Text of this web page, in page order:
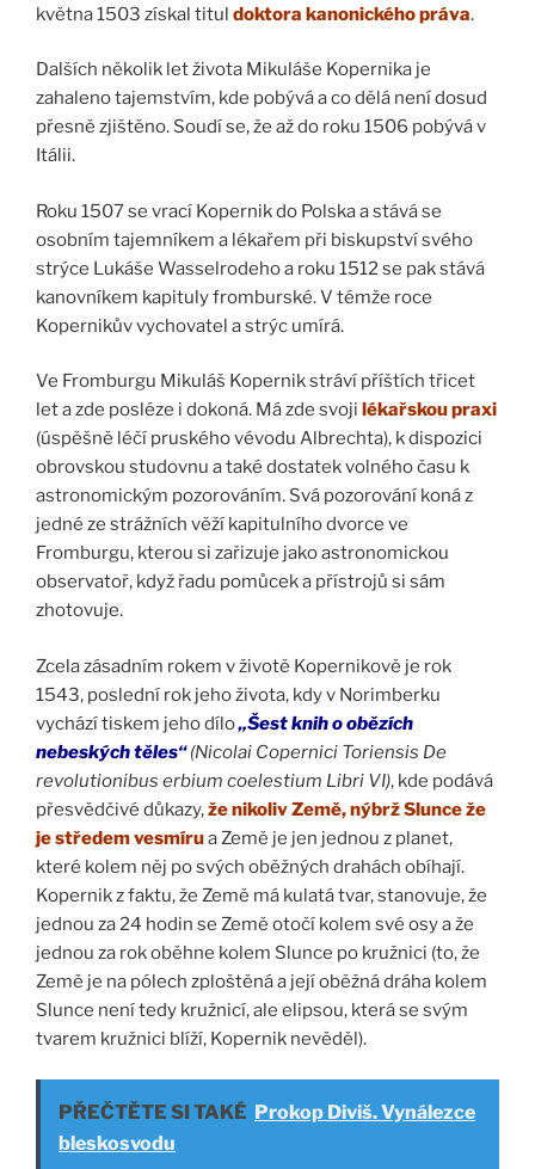
května 1503 získal titul doktora kanonického práva.
Dalších několik let života Mikuláše Kopernika je
zahaleno tajemstvím, kde pobývá a co dělá není dosud
přesně zjištěno. Soudí se, že až do roku 1506 pobývá v
Itálii.
Roku 1507 se vrací Kopernik do Polska a stává se
osobním tajemníkem a lékařem při biskupství svého
strýce Lukáše Wasselrodeho a roku 1512 se pak stává
kanovníkem kapituly fromburské. V témže roce
Kopernikův vychovatel a strýc umírá.
Ve Fromburgu Mikuláš Kopernik stráví příštích třicet
let a zde posléze i dokoná. Má zde svoji lékařskou praxi
(úspěšně léčí pruského vévodu Albrechta), k dispozici
obrovskou studovnu a také dostatek volného času k
astronomickým pozorováním. Svá pozorování koná z
jedné ze strážních věží kapitulního dvorce ve
Fromburgu, kterou si zařizuje jako astronomickou
observatoř, když řadu pomůcek a přístrojů si sám
zhotovuje.
Zcela zásadním rokem v životě Kopernikově je rok
1543, poslední rok jeho života, kdy v Norimberku
vychází tiskem jeho dílo„Šest knih o obězích
nebeských těles“(Nicolai Copernici Toriensis De
revolutionibus erbium coelestium Libri VI), kde podává
přesvědčivé důkazy,že nikoliv Země, nýbrž Slunce že
je středem vesmírua Země je jen jednou z planet,
které kolem něj po svých oběžných drahách obíhají.
Kopernik z faktu, že Země má kulatá tvar, stanovuje, že
jednou za 24 hodin se Země otočí kolem své osy a že
jednou za rok oběhne kolem Slunce po kružnici (to, že
Země je na pólech zploštěná a její oběžná dráha kolem
Slunce není tedy kružnicí, ale elipsou, která se svým
tvarem kružnici blíží, Kopernik nevěděl).
PŘEČTĚTE SI TAKÉ Prokop Diviš. Vynálezce
bleskosvodu